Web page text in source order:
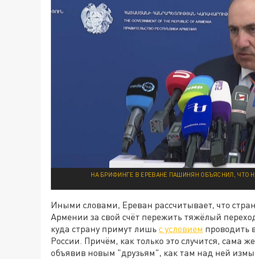
НА БРИФИНГЕ В ЕРЕВАНЕ ПАШИНЯН ОБЪЯСНИЛ, ЧТО
Иными словами, Ереван рассчитывает, что
Армении за свой счёт пережить тяжёлый
куда страну примут лишь с условием проводить
России. Причём, как только это случится, сама
объявив новым "друзьям", как там над ней